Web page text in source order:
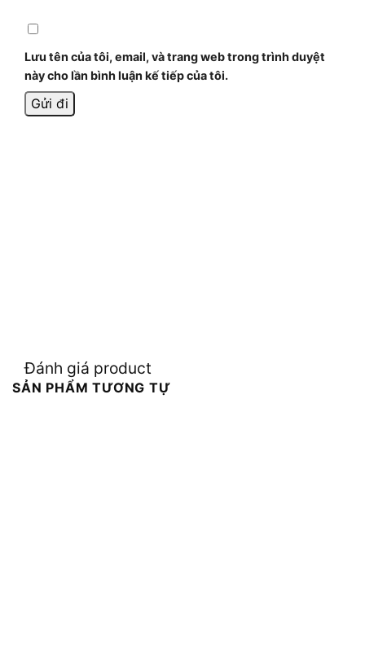
Lưu tên của tôi, email, và trang web trong trình duyệt
này cho lần bình luận kế tiếp của tôi.
Đánh giá product
SẢN PHẨM TƯƠNG TỰ